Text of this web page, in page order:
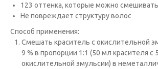
123 оттенка, которые можно смешивать
Не повреждает структуру волос
Способ применения:
Cмешать краситель с окислительной
9 % в пропорции 1:1 (50 мл красителя с
окислительной эмульсии) в